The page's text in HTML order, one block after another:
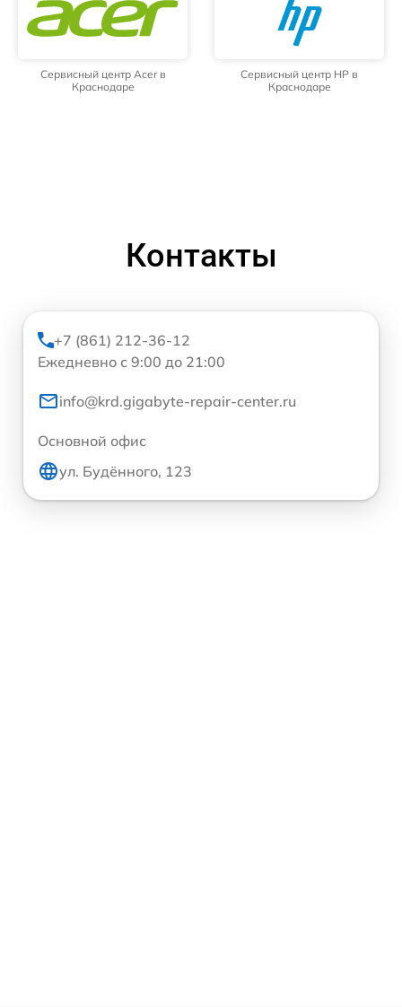
Сервисный центр Acer в
Краснодаре
Сервисный центр HP в
Краснодаре
Контакты
+7 (861) 212-36-12
Ежедневно с 9:00 до 21:00
info@krd.gigabyte-repair-center.ru
Основной офис
ул. Будённого, 123